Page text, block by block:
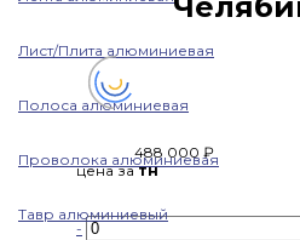
Лист/Плита алюминиевая
Полоса алюминиевая
Проволока алюминиевая
Тавр алюминиевый
488 000 ₽
цена затн
-